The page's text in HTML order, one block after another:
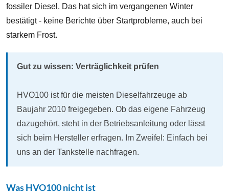
fossiler Diesel. Das hat sich im vergangenen Winter
bestätigt - keine Berichte über Startprobleme, auch bei
starkem Frost.
Gut zu wissen: Verträglichkeit prüfen
HVO100 ist für die meisten Dieselfahrzeuge ab
Baujahr 2010 freigegeben. Ob das eigene Fahrzeug
dazugehört, steht in der Betriebsanleitung oder lässt
sich beim Hersteller erfragen. Im Zweifel: Einfach bei
uns an der Tankstelle nachfragen.
Was HVO100 nicht ist